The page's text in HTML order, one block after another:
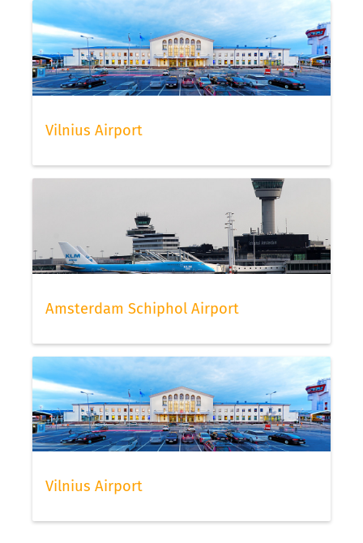
Vilnius Airport
Amsterdam Schiphol Airport
Vilnius Airport